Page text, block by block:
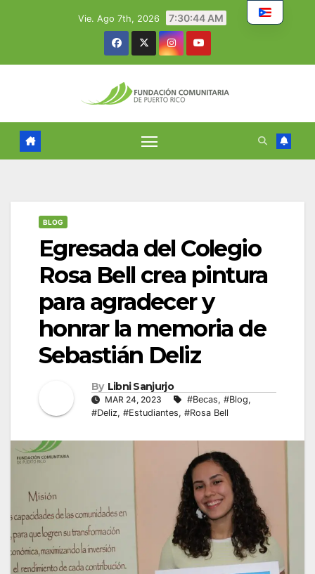
Vie. Ago 7th, 2026 7:30:45 AM
BLOG
Egresada del Colegio
Rosa Bell crea pintura
para agradecer y
honrar la memoria de
Sebastián Deliz
By Libni Sanjurjo
MAR 24, 2023 #Becas, #Blog,
#Deliz, #Estudiantes, #Rosa Bell